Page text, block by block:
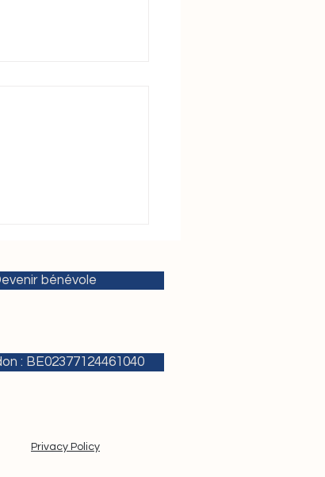
bénévole
: BE02377124461040
Privacy Policy